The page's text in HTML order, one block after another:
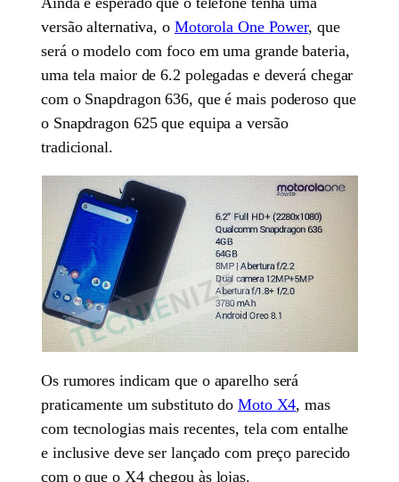
versão alternativa, o Motorola One Power, que
será o modelo com foco em uma grande bateria,
uma tela maior de 6.2 polegadas e deverá chegar
com o Snapdragon 636, que é mais poderoso que
o Snapdragon 625 que equipa a versão
tradicional.
Os rumores indicam que o aparelho será
praticamente um substituto doMoto X4, mas
com tecnologias mais recentes, tela com entalhe
e inclusive deve ser lançado com preço parecido
com o que o X4 chegou às lojas.